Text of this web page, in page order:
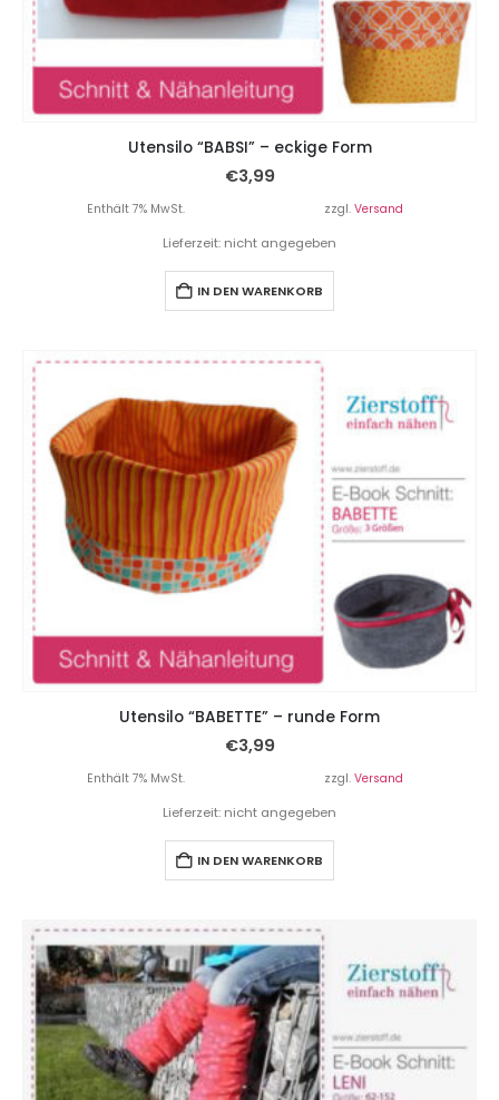
Utensilo “BABSI” – eckige Form
€3,99
Enthält 7% MwSt. zzgl. Versand
Lieferzeit: nicht angegeben
IN DEN WARENKORB
Utensilo “BABETTE” – runde Form
€3,99
Enthält 7% MwSt. zzgl. Versand
Lieferzeit: nicht angegeben
IN DEN WARENKORB